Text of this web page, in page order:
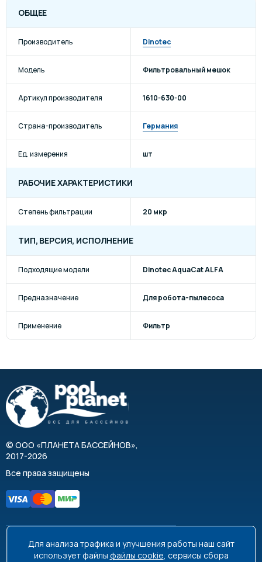
ОБЩЕЕ
Производитель Dinotec
Модель Фильтровальный мешок
Артикул производителя 1610-630-00
Страна-производитель Германия
Ед. измерения шт
РАБОЧИЕ ХАРАКТЕРИСТИКИ
Степень фильтрации 20 мкр
ТИП, ВЕРСИЯ, ИСПОЛНЕНИЕ
Подходящие модели Dinotec AquaCat ALFA
Предназначение Для робота-пылесоса
Применение Фильтр
© ООО «ПЛАНЕТА БАССЕЙНОВ»,
2017-2026
Все права защищены
8 495 663-99-48 8 800 350-99-08
Для анализа трафика и улучшения работы наш сайт
использует файлы файлы cookie, сервисы сбора